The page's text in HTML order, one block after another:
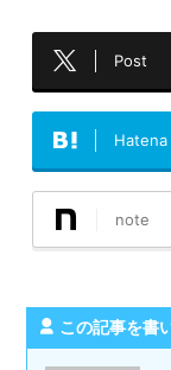
Post
Hatena
note
この記事を書